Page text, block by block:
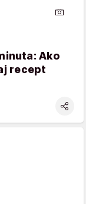
Ako
recept